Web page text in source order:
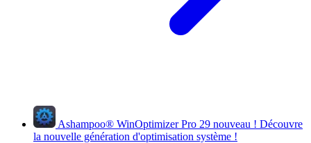
Ashampoo® WinOptimizer Pro 29 nouveau ! Découvre
la nouvelle génération d'optimisation système !